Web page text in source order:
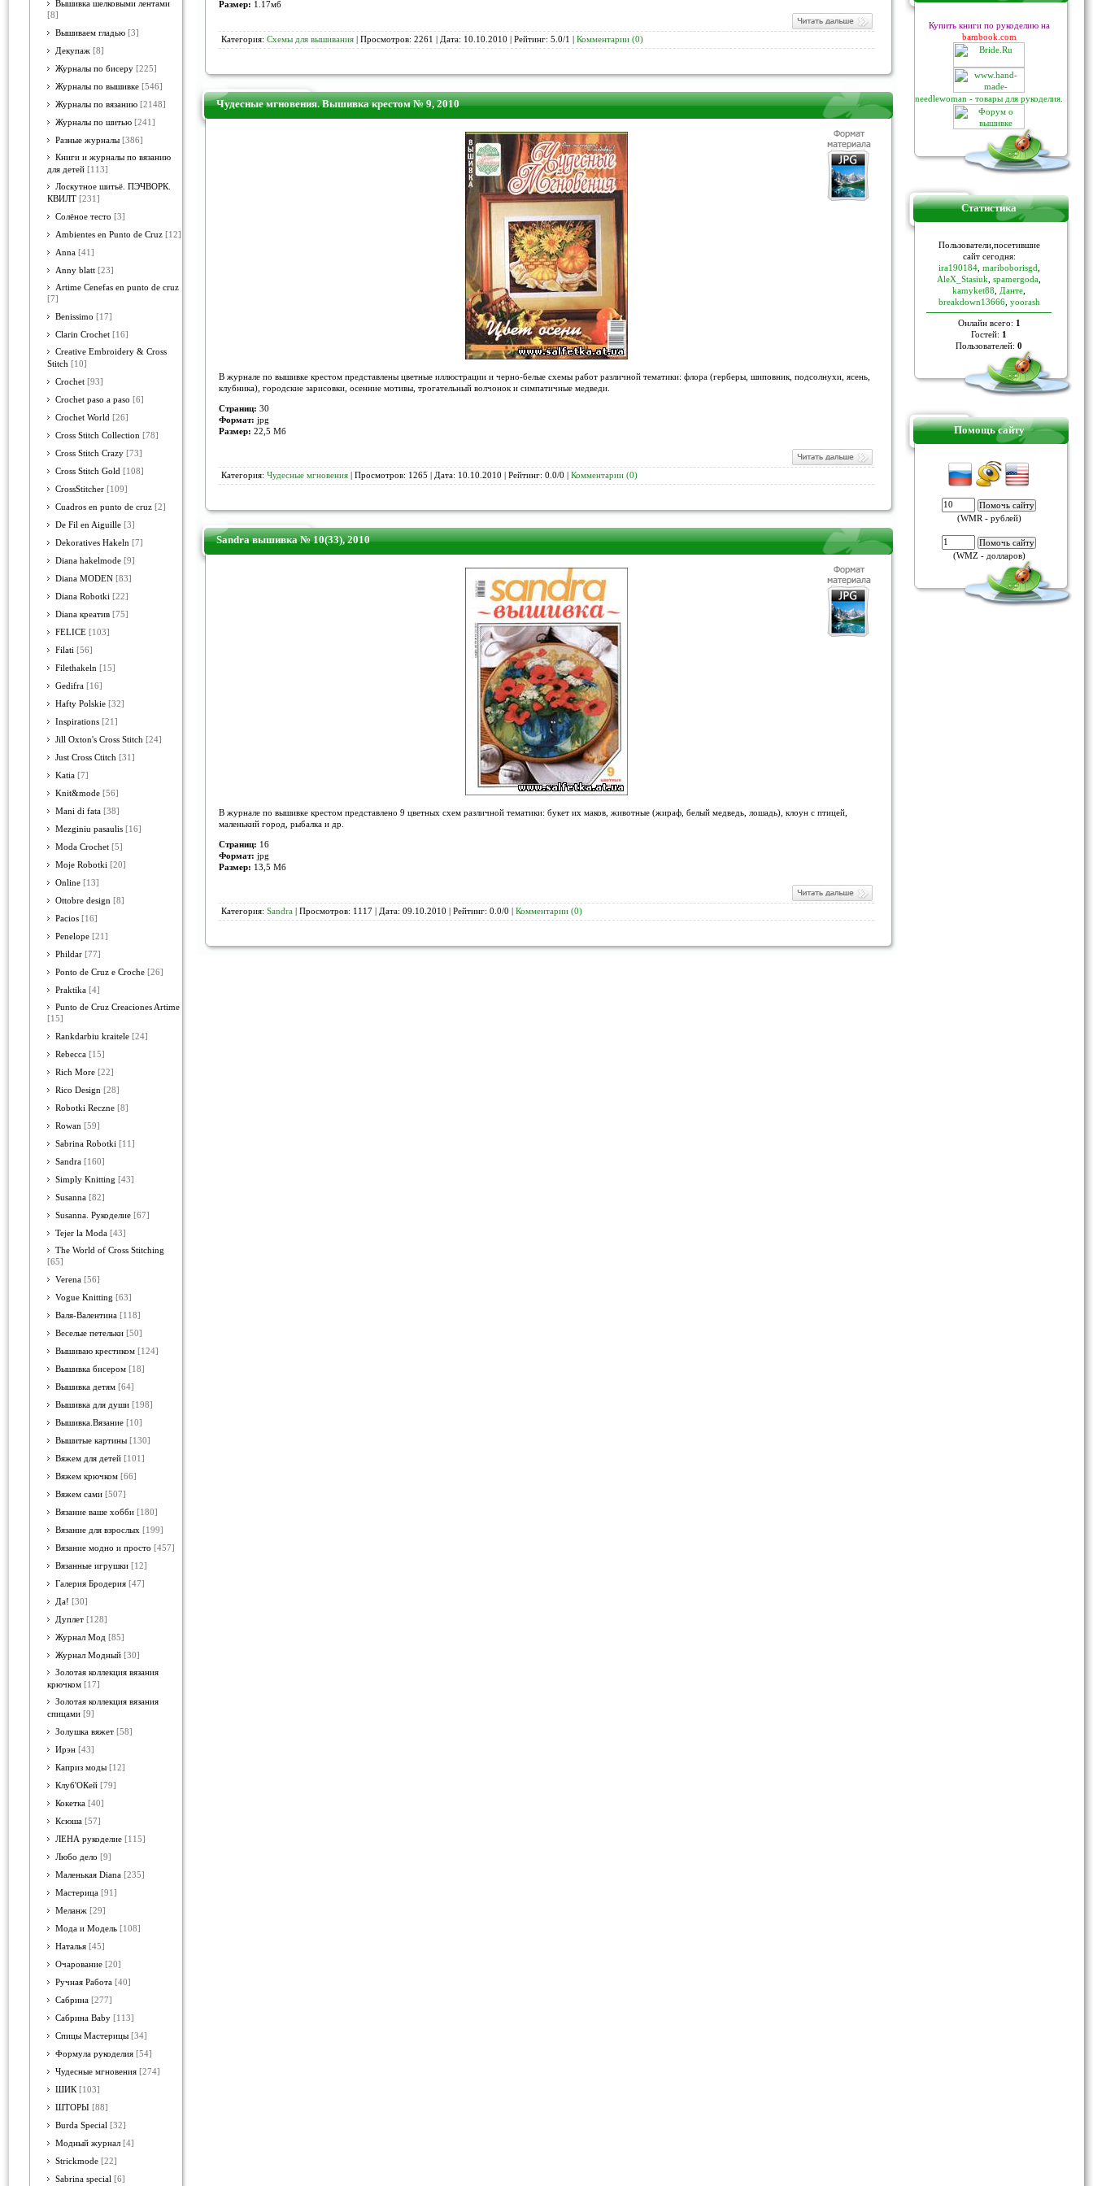
Вышивка шелковыми лентами
[8]
Вышиваем гладью [3]
Декупаж [8]
Журналы по бисеру [225]
Журналы по вышивке [546]
Журналы по вязанию [2148]
Журналы по шитью [241]
Разные журналы [386]
Книги и журналы по вязанию
для детей [113]
Лоскутное шитьё. ПЭЧВОРК.
КВИЛТ [231]
Солёное тесто [3]
Ambientes en Punto de Cruz [12]
Anna [41]
Anny blatt [23]
Artime Cenefas en punto de cruz
[7]
Benissimo [17]
Clarin Crochet [16]
Creative Embroidery & Cross
Stitch [10]
Crochet [93]
Crochet paso a paso [6]
Crochet World [26]
Cross Stitch Collection [78]
Cross Stitch Crazy [73]
Cross Stitch Gold [108]
CrossStitcher [109]
Cuadros en punto de cruz [2]
De Fil en Aiguille [3]
Dekoratives Hakeln [7]
Diana hakelmode [9]
Diana MODEN [83]
Diana Robotki [22]
Diana креатив [75]
FELICE [103]
Filati [56]
Filethakeln [15]
Gedifra [16]
Hafty Polskie [32]
Inspirations [21]
Jill Oxton's Cross Stitch [24]
Just Cross Ctitch [31]
Katia [7]
Knit&mode [56]
Mani di fata [38]
Mezginiu pasaulis [16]
Moda Crochet [5]
Moje Robotki [20]
Online [13]
Ottobre design [8]
Pacios [16]
Penelope [21]
Phildar [77]
Ponto de Cruz e Croche [26]
Praktika [4]
Punto de Cruz Creaciones Artime
[15]
Rankdarbiu kraitele [24]
Rebecca [15]
Rich More [22]
Rico Design [28]
Robotki Reczne [8]
Rowan [59]
Sabrina Robotki [11]
Sandra [160]
Simply Knitting [43]
Susanna [82]
Susanna. Рукоделие [67]
Tejer la Moda [43]
The World of Cross Stitching
[65]
Verena [56]
Vogue Knitting [63]
Валя-Валентина [118]
Веселые петельки [50]
Вышиваю крестиком [124]
Вышивка бисером [18]
Вышивка детям [64]
Вышивка для души [198]
Вышивка.Вязание [10]
Вышитые картины [130]
Вяжем для детей [101]
Вяжем крючком [66]
Вяжем сами [507]
Вязание ваше хобби [180]
Вязание для взрослых [199]
Вязание модно и просто [457]
Вязанные игрушки [12]
Галерия Бродерия [47]
Да! [30]
Дуплет [128]
Журнал Мод [85]
Журнал Модный [30]
Золотая коллекция вязания
крючком [17]
Золотая коллекция вязания
спицами [9]
Золушка вяжет [58]
Ирэн [43]
Каприз моды [12]
Клуб'ОКей [79]
Кокетка [40]
Ксюша [57]
ЛЕНА рукоделие [115]
Любо дело [9]
Маленькая Diana [235]
Мастерица [91]
Меланж [29]
Мода и Модель [108]
Наталья [45]
Очарование [20]
Ручная Работа [40]
Сабрина [277]
Сабрина Baby [113]
Спицы Мастерицы [34]
Формула рукоделия [54]
Чудесные мгновения [274]
ШИК [103]
ШТОРЫ [88]
Burda Special [32]
Модный журнал [4]
Strickmode [22]
Sabrina special [6]
Размер: 1.17мб
Категория: Схемы для вышивания | Просмотров: 2261 | Дата: 10.10.2010 | Рейтинг: 5.0/1 | Комментарии (0)
Чудесные мгновения. Вышивка крестом № 9, 2010
В журнале по вышивке крестом представлены цветные иллюстрации и черно-белые схемы работ различной тематики: флора (герберы, шиповник, подсолнухи, ясень,
клубника), городские зарисовки, осенние мотивы, трогательный волчонок и симпатичные медведи.
Страниц: 30
Формат: jpg
Размер: 22,5 Мб
Категория: Чудесные мгновения | Просмотров: 1265 | Дата: 10.10.2010 | Рейтинг: 0.0/0 | Комментарии (0)
Sandra вышивка № 10(33), 2010
В журнале по вышивке крестом представлено 9 цветных схем различной тематики: букет их маков, животные (жираф, белый медведь, лошадь), клоун с птицей,
маленький город, рыбалка и др.
Страниц: 16
Формат: jpg
Размер: 13,5 Мб
Категория: Sandra | Просмотров: 1117 | Дата: 09.10.2010 | Рейтинг: 0.0/0 | Комментарии (0)
Купить книги по рукоделию на
bambook.com
needlewoman - товары для рукоделия.
Статистика
Пoльзoвaтели,пoceтившие
caйт ceгoдня:
ira190184, mariboborisgd
AleX_Stasiuk spamergoda
kamyket88
Данте
breakdown13666, yoorash
Онлайн всего: 1
Гостей: 1
Пользователей: 0
Помощь сайту
(WMR - рублей)
(WMZ - долларов)